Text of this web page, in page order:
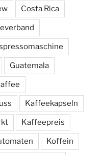
Costa Rica
Guatemala
Kaffeekapseln
Kaffeepreis
Koffein